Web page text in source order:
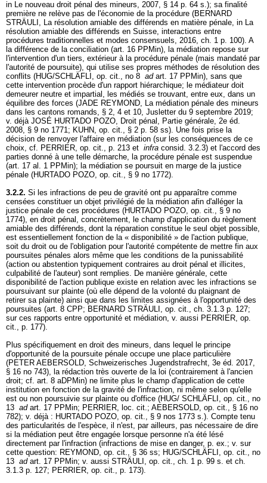
in Le nouveau droit pénal des mineurs, 2007, § 14 p. 64 s.); sa finalité
première ne relève pas de l'économie de la procédure (BERNARD
STRÄULI, La résolution amiable des différends en matière pénale, in La
résolution amiable des différends en Suisse, interactions entre
procédures traditionnelles et modes consensuels, 2016, ch. 1 p. 100). A
la différence de la conciliation (art. 16 PPMin), la médiation repose sur
l'intervention d'un tiers, extérieur à la procédure pénale (mais mandaté par
l'autorité de poursuite), qui utilise ses propres méthodes de résolution des
conflits (HUG/SCHLÄFLI, op. cit., no 8 ad art. 17 PPMin), sans que
cette intervention procède d'un rapport hiérarchique; le médiateur doit
demeurer neutre et impartial, les médiés se trouvant, entre eux, dans un
équilibre des forces (JADE REYMOND, La médiation pénale des mineurs
dans les cantons romands, § 2, 4 et 10, Jusletter du 9 septembre 2019;
v. déjà JOSÉ HURTADO POZO, Droit pénal, Partie générale, 2e éd.
2008, § 9 no 1771; KUHN, op. cit., § 2 p. 58 ss). Une fois prise la
décision de renvoyer l'affaire en médiation (sur les conséquences de ce
choix, cf. PERRIER, op. cit., p. 213 et infra consid. 3.2.3) et l'accord des
parties donné à une telle démarche, la procédure pénale est suspendue
(art. 17 al. 1 PPMin); la médiation se poursuit en marge de la justice
pénale (HURTADO POZO, op. cit., § 9 no 1772).
3.2.2. Si les infractions de peu de gravité ont pu apparaître comme
censées constituer un objet privilégié de la médiation afin d'alléger la
justice pénale de ces procédures (HURTADO POZO, op. cit., § 9 no
1774), en droit pénal, concrètement, le champ d'application du règlement
amiable des différends, dont la réparation constitue le seul objet possible,
est essentiellement fonction de la « disponibilité » de l'action publique,
soit du droit ou de l'obligation pour l'autorité compétente de mettre fin aux
poursuites pénales alors même que les conditions de la punissabilité
(action ou abstention typiquement contraires au droit pénal et illicites,
culpabilité de l'auteur) sont remplies. De manière générale, cette
disponibilité de l'action publique existe en relation avec les infractions se
poursuivant sur plainte (où elle dépend de la volonté du plaignant de
retirer sa plainte) ainsi que dans les limites assignées à l'opportunité des
poursuites (art. 8 CPP; BERNARD STRÄULI, op. cit., ch. 3.1.3 p. 127;
sur ces rapports entre opportunité et médiation, v. aussi PERRIER, op.
cit., p. 177).
Plus spécifiquement en droit des mineurs, dans lequel le principe
d'opportunité de la poursuite pénale occupe une place particulière
(PETER AEBERSOLD, Schweizerisches Jugendstrafrecht, 3e éd. 2017,
§ 16 no 743), la rédaction très ouverte de la loi (contrairement à l'ancien
droit; cf. art. 8 aDPMin) ne limite plus le champ d'application de cette
institution en fonction de la gravité de l'infraction, ni même selon qu'elle
est ou non poursuivie sur plainte ou d'office (HUG/ SCHLÄFLI, op. cit., no
13 ad art. 17 PPMin; PERRIER, loc. cit.; AEBERSOLD, op. cit., § 16 no
782); v. déjà : HURTADO POZO, op. cit., § 9 nos 1773 s.). Compte tenu
des particularités de l'espèce, il n'est, par ailleurs, pas nécessaire de dire
si la médiation peut être engagée lorsque personne n'a été lésé
directement par l'infraction (infractions de mise en danger, p. ex.; v. sur
cette question: REYMOND, op. cit., § 36 ss; HUG/SCHLÄFLI, op. cit., no
13 ad art. 17 PPMin; v. aussi STRÄULI, op. cit., ch. 1 p. 99 s. et ch.
3.1.3 p. 127; PERRIER, op. cit., p. 173).